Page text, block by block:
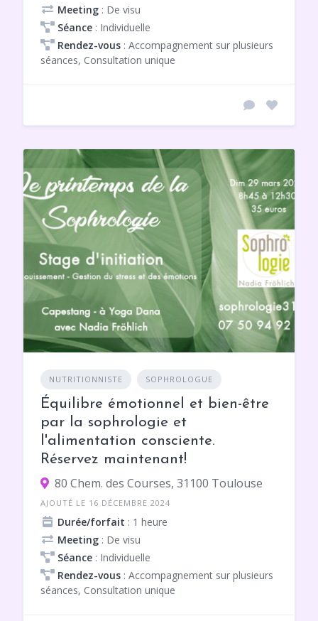
Meeting : De visu
Séance : Individuelle
Rendez-vous : Accompagnement sur plusieurs
séances, Consultation unique
NUTRITIONNISTE SOPHROLOGUE
Équilibre émotionnel et bien-être
par la sophrologie et
l'alimentation consciente.
Réservez maintenant!
80 Chem. des Courses, 31100 Toulouse
AJOUTÉ LE 16 DÉCEMBRE 2024
Durée/forfait : 1 heure
Meeting : De visu
Séance : Individuelle
Rendez-vous : Accompagnement sur plusieurs
séances, Consultation unique